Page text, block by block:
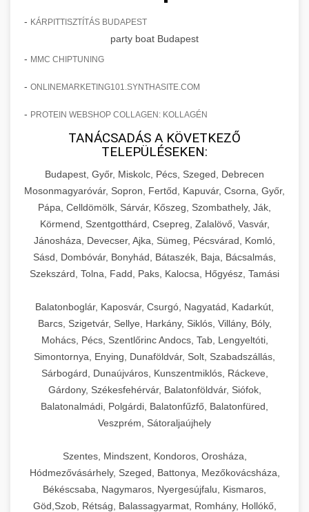
- KÁRPITTISZTÍTÁS BUDAPEST
party boat Budapest
- MMC CHIPTUNING
- ONLINEMARKETING101.SYNTHASITE.COM
- PROTEIN WEBSHOP COLLAGEN: KOLLAGÉN
TANÁCSADÁS A KÖVETKEZŐ
TELEPÜLÉSEKEN:
Budapest, Győr, Miskolc, Pécs, Szeged, Debrecen
Mosonmagyaróvár, Sopron, Fertőd, Kapuvár, Csorna, Győr,
Pápa, Celldömölk, Sárvár, Kőszeg, Szombathely, Ják,
Körmend, Szentgotthárd, Csepreg, Zalalövő, Vasvár,
Jánosháza, Devecser, Ajka, Sümeg, Pécsvárad, Komló,
Sásd, Dombóvár, Bonyhád, Bátaszék, Baja, Bácsalmás,
Szekszárd, Tolna, Fadd, Paks, Kalocsa, Hőgyész, Tamási
Balatonboglár, Kaposvár, Csurgó, Nagyatád, Kadarkút,
Barcs, Szigetvár, Sellye, Harkány, Siklós, Villány, Bóly,
Mohács, Pécs, Szentlőrinc Andocs, Tab, Lengyeltóti,
Simontornya, Enying, Dunaföldvár, Solt, Szabadszállás,
Sárbogárd, Dunaújváros, Kunszentmiklós, Ráckeve,
Gárdony, Székesfehérvár, Balatonföldvár, Siófok,
Balatonalmádi, Polgárdi, Balatonfűzfő, Balatonfüred,
Veszprém, Sátoraljaújhely
Szentes, Mindszent, Kondoros, Orosháza,
Hódmezővásárhely, Szeged, Battonya, Mezőkovácsháza,
Békéscsaba, Nagymaros, Nyergesújfalu, Kismaros,
Göd,Szob, Rétság, Balassagyarmat, Romhány, Hollókő,